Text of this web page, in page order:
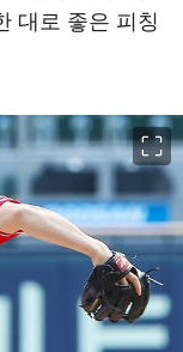
대로 좋은 피칭